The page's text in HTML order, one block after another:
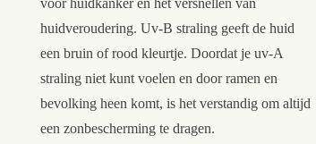
voor huidkanker en het versnellen van
huidveroudering. Uv-B straling geeft de huid
een bruin of rood kleurtje. Doordat je uv-A
straling niet kunt voelen en door ramen en
bevolking heen komt, is het verstandig om altijd
een zonbescherming te dragen.